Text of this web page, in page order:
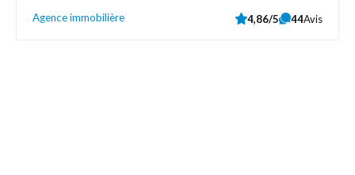
Agence immobilière 4,86/5 44Avis